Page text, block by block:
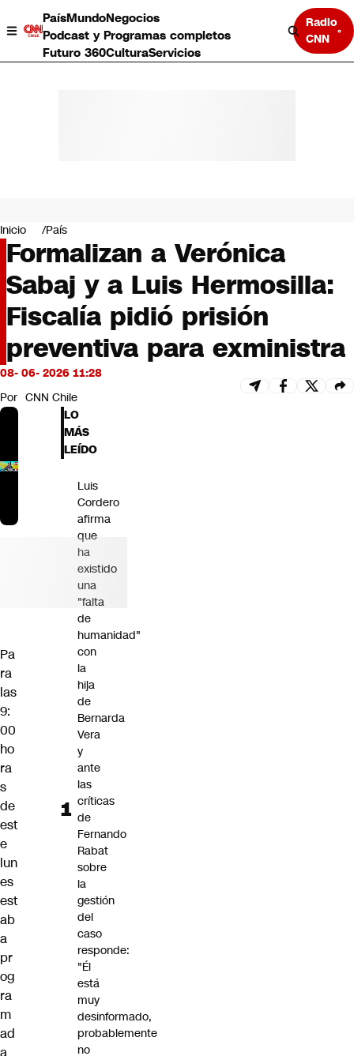
PaísMundoNegocios
Podcast y Programas completos
Futuro 360CulturaServicios
Radio
CNN
Negocios
Deportes
Programas completos
Cultura
Servicios
Bits
CNN tiempo
Futuro 360
Inicio País
Formalizan a Verónica
Sabaj y a Luis Hermosilla:
Fiscalía pidió prisión
preventiva para exministra
08- 06- 2026 11:28
Por CNN Chile
Pa
ra
las
9:
00
ho
ra
s
de
est
e
lun
es
est
ab
a
pr
og
ra
m
ad
LO
MÁS
LEÍDO
Luis
Cordero
afirma
que
ha
existido
una
"falta
de
humanidad"
con
la
hija
de
Bernarda
Vera
y
ante
las
críticas
de
Fernando
Rabat
sobre
la
gestión
del
caso
responde:
"Él
está
muy
desinformado,
probablemente
no